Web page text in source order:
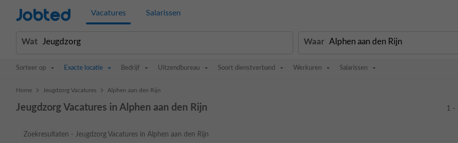
Jobted Vacatures Salarissen
Wat Waar
Sorteer op Exacte locatie Bedrijf Uitzendbureau Soort dienstverband Werkuren Salarissen
Home > Jeugdzorg Vacatures > Alphen aan den Rijn
Jeugdzorg Vacatures in Alphen aan den Rijn 1 -
Zoekresultaten - Jeugdzorg Vacatures in Alphen aan den Rijn